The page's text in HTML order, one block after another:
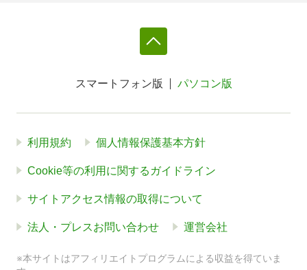
スマートフォン版 パソコン版
利用規約 個人情報保護基本方針
Cookie等の利用に関するガイドライン
サイトアクセス情報の取得について
法人・プレスお問い合わせ 運営会社
※本サイトはアフィリエイトプログラムによる収益を得ていま